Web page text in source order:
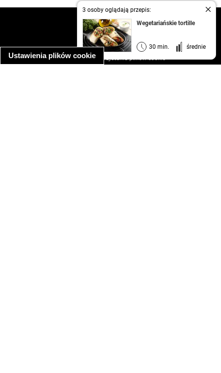
Ustawienia plików cookie
3 osoby oglądają przepis:
Wegetariańskie tortille
30 min. średnie
kontakt
regulamin
informacja o prywatności
informacja o wykorzystaniu plików cookie